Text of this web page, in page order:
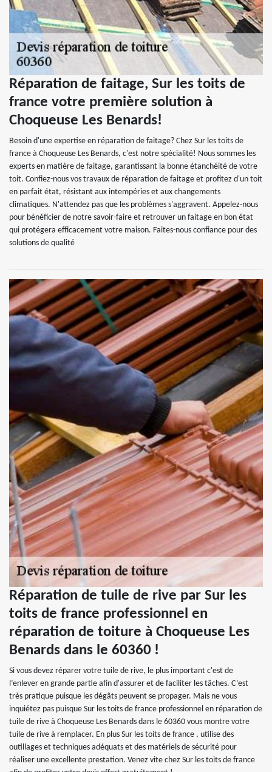
Réparation de faitage, Sur les toits de
france votre première solution à
Choqueuse Les Benards!
Besoin d'une expertise en réparation de faitage? Chez Sur les toits de
france à Choqueuse Les Benards, c'est notre spécialité! Nous sommes les
experts en matière de faitage, garantissant la bonne étanchéité de votre
toit. Confiez-nous vos travaux de réparation de faitage et profitez d'un toit
en parfait état, résistant aux intempéries et aux changements
climatiques. N'attendez pas que les problèmes s'aggravent. Appelez-nous
pour bénéficier de notre savoir-faire et retrouver un faitage en bon état
qui protégera efficacement votre maison. Faites-nous confiance pour des
solutions de qualité
Réparation de tuile de rive par Sur les
toits de france professionnel en
réparation de toiture à Choqueuse Les
Benards dans le 60360 !
Si vous devez réparer votre tuile de rive, le plus important c'est de
l’enlever en grande partie afin d'assurer et de faciliter les tâches. C’est
très pratique puisque les dégâts peuvent se propager. Mais ne vous
inquiétez pas puisque Sur les toits de france professionnel en réparation de
tuile de rive à Choqueuse Les Benards dans le 60360 vous montre votre
tuile de rive à remplacer. En plus Sur les toits de france , utilise des
outillages et techniques adéquats et des matériels de sécurité pour
réaliser une excellente prestation. Venez vite chez Sur les toits de france